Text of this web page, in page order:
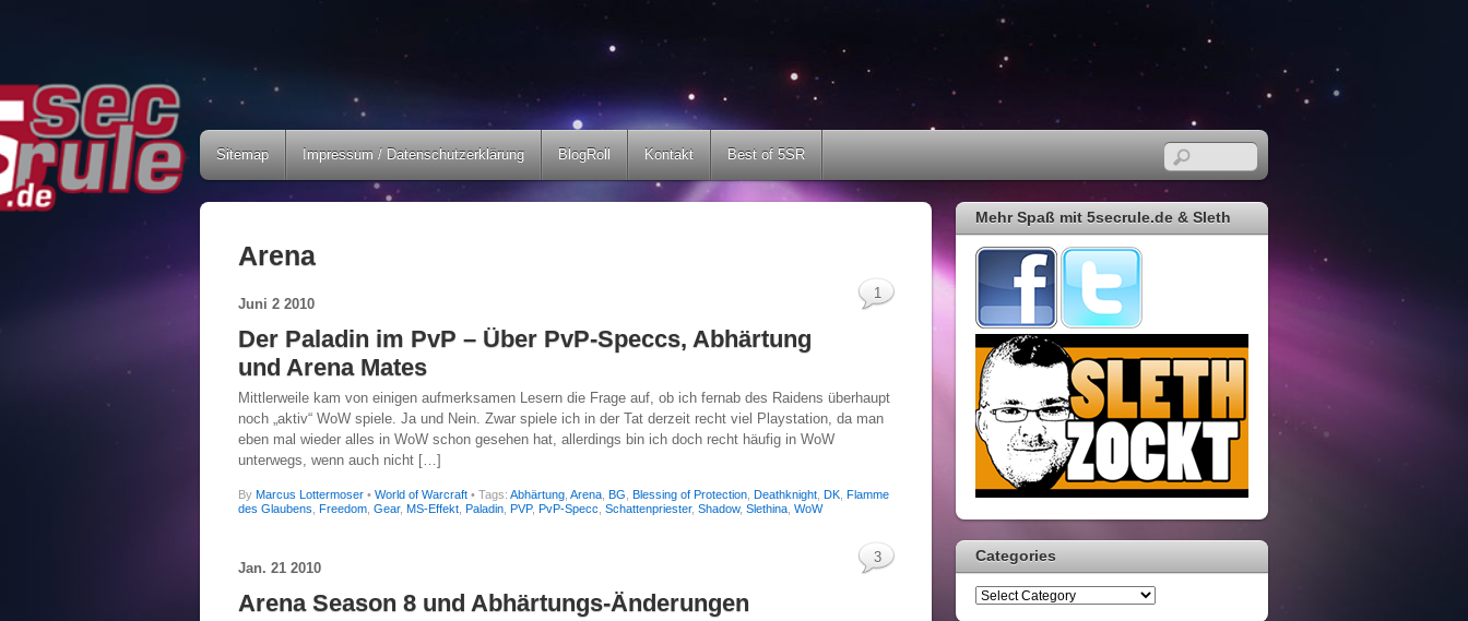
Sitemap Impressum / Datenschutzerklärung BlogRoll Kontakt Best of 5SR
Arena
Juni 2 2010
Der Paladin im PvP – Über PvP-Speccs, Abhärtung
und Arena Mates
Mittlerweile kam von einigen aufmerksamen Lesern die Frage auf, ob ich fernab des Raidens überhaupt
noch „aktiv“ WoW spiele. Ja und Nein. Zwar spiele ich in der Tat derzeit recht viel Playstation, da man
eben mal wieder alles in WoW schon gesehen hat, allerdings bin ich doch recht häufig in WoW
unterwegs, wenn auch nicht […]
By Marcus Lottermoser • World of Warcraft
1
• Tags: Abhärtung Arena BG Blessing of Protection Deathknight DK Flamme
des Glaubens Freedom Gear, MS-Effekt Paladin PVP, PvP-Specc Schattenpriester, Shadow, Slethina WoW
Jan. 21 2010
Arena Season 8 und Abhärtungs-Änderungen
3
Mehr Spaß mit 5secrule.de & Sleth
Categories